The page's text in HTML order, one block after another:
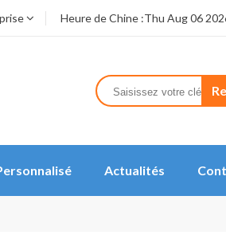
Heure de Chine :Thu Aug 06
Actualités